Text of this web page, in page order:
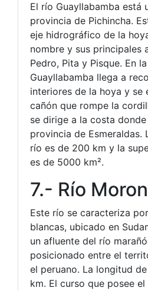
El río Guayllabamba está
provincia de Pichincha.
eje hidrográfico de la
nombre y sus principales
Pedro, Pita y Pisque. En
Guayllabamba llega a
interiores de la hoya y se
cañón que rompe la
se dirige a la costa
provincia de Esmeraldas.
río es de 200 km y la
es de 5000 km².
7.- Río
Este río se caracteriza
blancas, ubicado en
un afluente del río
posicionado entre el
el peruano. La longitud
km. El curso que posee